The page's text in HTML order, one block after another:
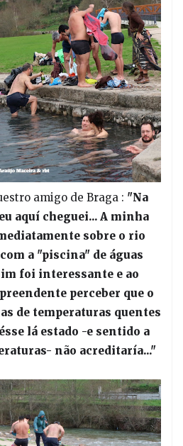
amigo de Braga : "Na
aquí cheguei... A minha
sobre o rio
a "piscina" de águas
foi interessante e ao
perceber que o
de temperaturas quentes
lá estado -e sentido a
não acreditaría..."